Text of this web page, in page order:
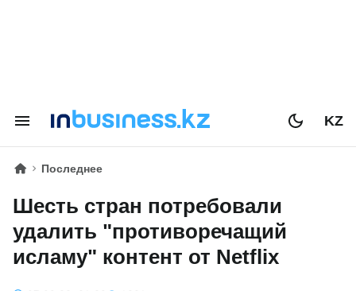
KZ
Последнее
Шесть стран потребовали
удалить "противоречащий
исламу" контент от Netflix